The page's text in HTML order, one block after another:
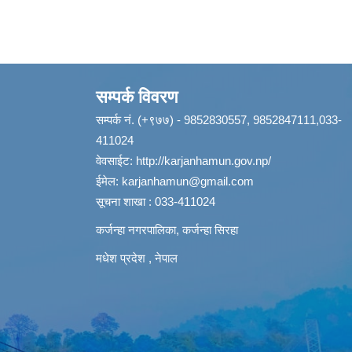
सम्पर्क विवरण
सम्पर्क नं. (+९७७) - 9852830557, 9852847111,033-
411024
वेवसाईट: http://karjanhamun.gov.np/
ईमेल: karjanhamun@gmail.com
सूचना शाखा : 033-411024
कर्जन्हा नगरपालिका, कर्जन्हा सिरहा
मधेश प्रदेश , नेपाल